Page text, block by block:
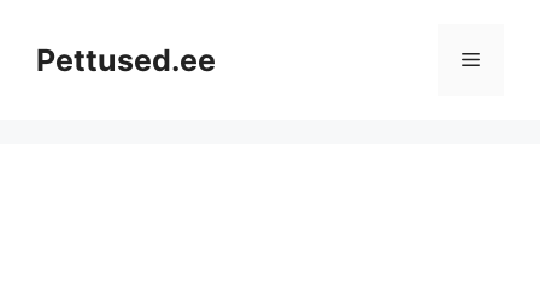
contentPettused.ee Menu